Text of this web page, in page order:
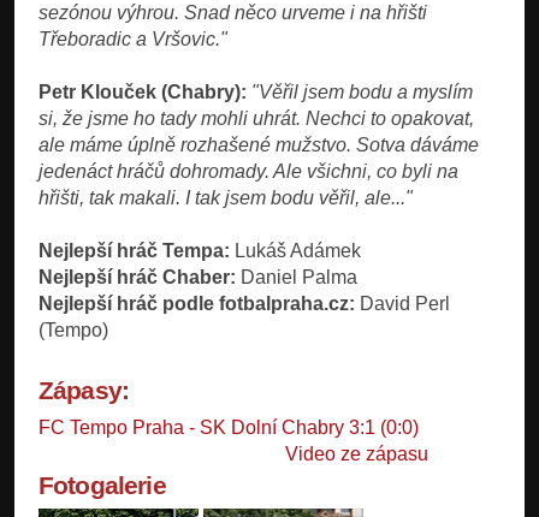
sezónou výhrou. Snad něco urveme i na hřišti
Třeboradic a Vršovic."
Petr Klouček (Chabry): "Věřil jsem bodu a myslím
si, že jsme ho tady mohli uhrát. Nechci to opakovat,
ale máme úplně rozhašené mužstvo. Sotva dáváme
jedenáct hráčů dohromady. Ale všichni, co byli na
hřišti, tak makali. I tak jsem bodu věřil, ale..."
Nejlepší hráč Tempa: Lukáš Adámek
Nejlepší hráč Chaber: Daniel Palma
Nejlepší hráč podle fotbalpraha.cz: David Perl
(Tempo)
Zápasy:
FC Tempo Praha - SK Dolní Chabry 3:1 (0:0)
Video ze zápasu
Fotogalerie